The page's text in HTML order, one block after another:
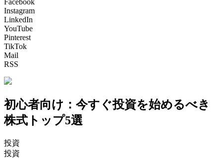
Instagram
LinkedIn
YouTube
Pinterest
TikTok
Mail
RSS
初心者向け：今すぐ投資を始めるべき
株式トップ5選
投資
投資